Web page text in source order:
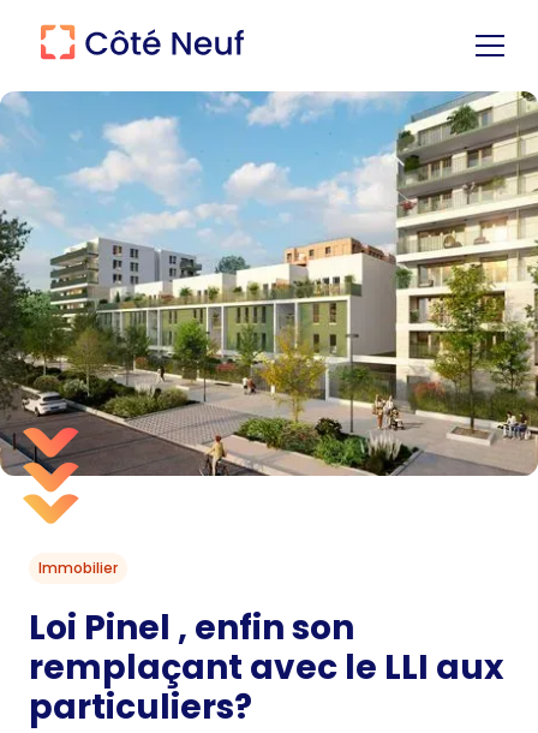
Immobilier
Loi Pinel , enfin son
remplaçant avec le LLI aux
particuliers?